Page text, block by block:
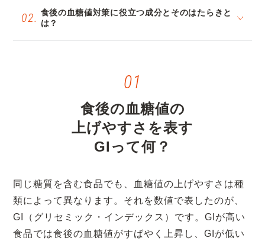
食後の血糖値対策に役立つ成分とそのはたらきと
は？
食後の血糖値の
上げやすさを表す
GIって何？
同じ糖質を含む食品でも、血糖値の上げやすさは種
類によって異なります。それを数値で表したのが、
GI（グリセミック・インデックス）です。GIが高い
食品では食後の血糖値がすばやく上昇し、GIが低い